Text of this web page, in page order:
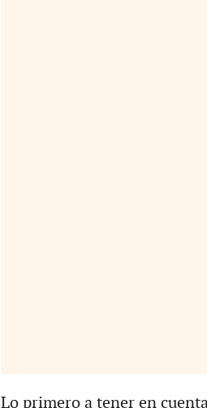
Lo primero a tener en